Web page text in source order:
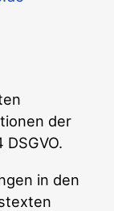
der
in den